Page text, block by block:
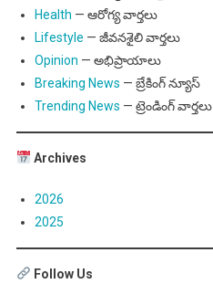
Health — ఆరోగ్య వార్తలు
Lifestyle — జీవనశైలి వార్తలు
Opinion — అభిప్రాయాలు
Breaking News — బ్రేకింగ్ న్యూస్
Trending News — ట్రెండింగ్ వార్తలు
Archives
2026
2025
Follow Us